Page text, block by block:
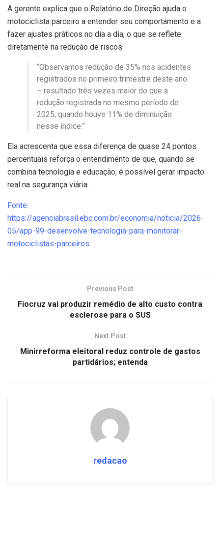
A gerente explica que o Relatório de Direção ajuda o
motociclista parceiro a entender seu comportamento e a
fazer ajustes práticos no dia a dia, o que se reflete
diretamente na redução de riscos.
“Observamos redução de 35% nos acidentes
registrados no primeiro trimestre deste ano
– resultado três vezes maior do que a
redução registrada no mesmo período de
2025, quando houve 11% de diminuição
nesse índice.”
Ela acrescenta que essa diferença de quase 24 pontos
percentuais reforça o entendimento de que, quando se
combina tecnologia e educação, é possível gerar impacto
real na segurança viária.
Fonte:
https://agenciabrasil.ebc.com.br/economia/noticia/2026-
05/app-99-desenvolve-tecnologia-para-monitorar-
motociclistas-parceiros
Previous Post
Fiocruz vai produzir remédio de alto custo contra
esclerose para o SUS
Next Post
Minirreforma eleitoral reduz controle de gastos
partidários; entenda
redacao